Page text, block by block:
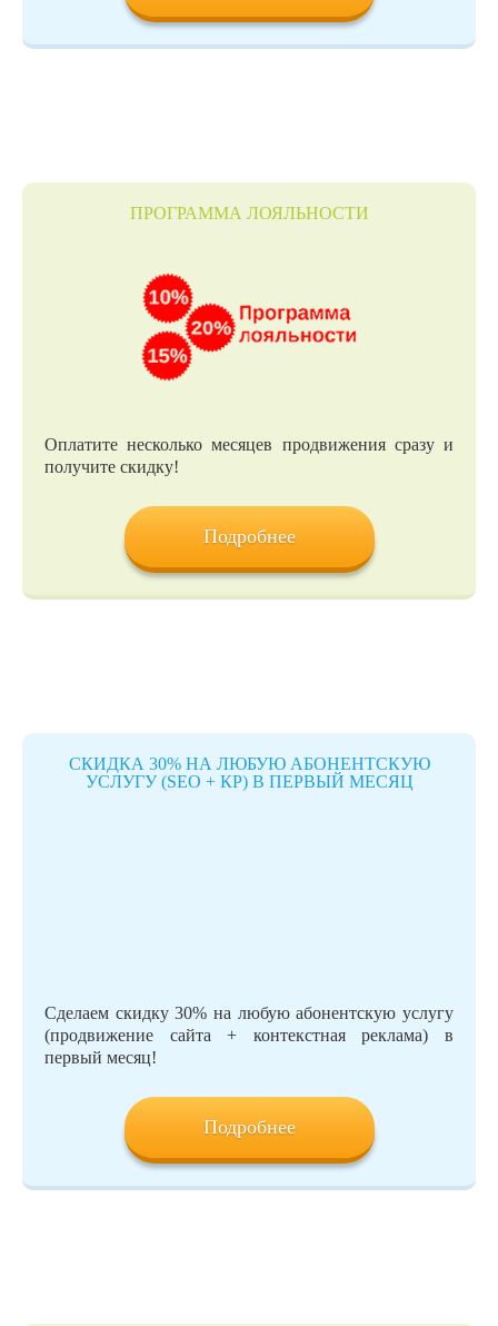
ПРОГРАММА ЛОЯЛЬНОСТИ
Оплатите несколько месяцев продвижения сразу и
получите скидку!
Подробнее
СКИДКА 30% НА ЛЮБУЮ АБОНЕНТСКУЮ
УСЛУГУ (SEO + КР) В ПЕРВЫЙ МЕСЯЦ
Сделаем скидку 30% на любую абонентскую услугу
(продвижение сайта + контекстная реклама) в
первый месяц!
Подробнее